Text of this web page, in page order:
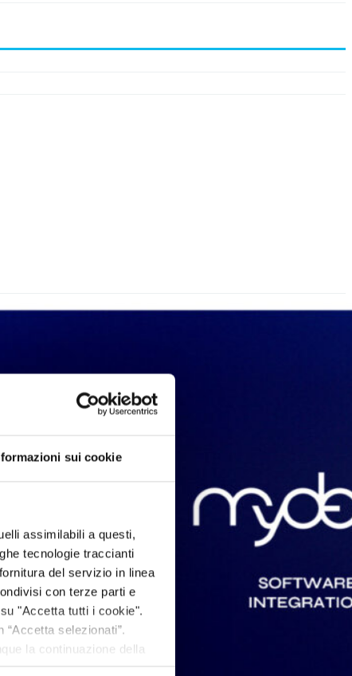
sui cookie
assimilabili a questi,
tecnologie traccianti
del servizio in linea
con terze parti e
"Accetta tutti i cookie".
selezionati”.
la continuazione della
per avere maggiori